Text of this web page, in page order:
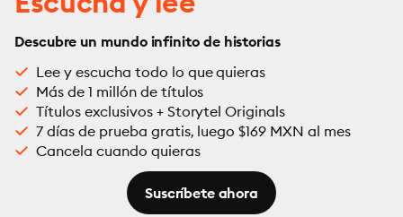
Descubre un mundo infinito de historias
Lee y escucha todo lo que quieras
Más de 1 millón de títulos
Títulos exclusivos + Storytel Originals
7 días de prueba gratis, luego $169 MXN al mes
Cancela cuando quieras
Suscríbete ahora